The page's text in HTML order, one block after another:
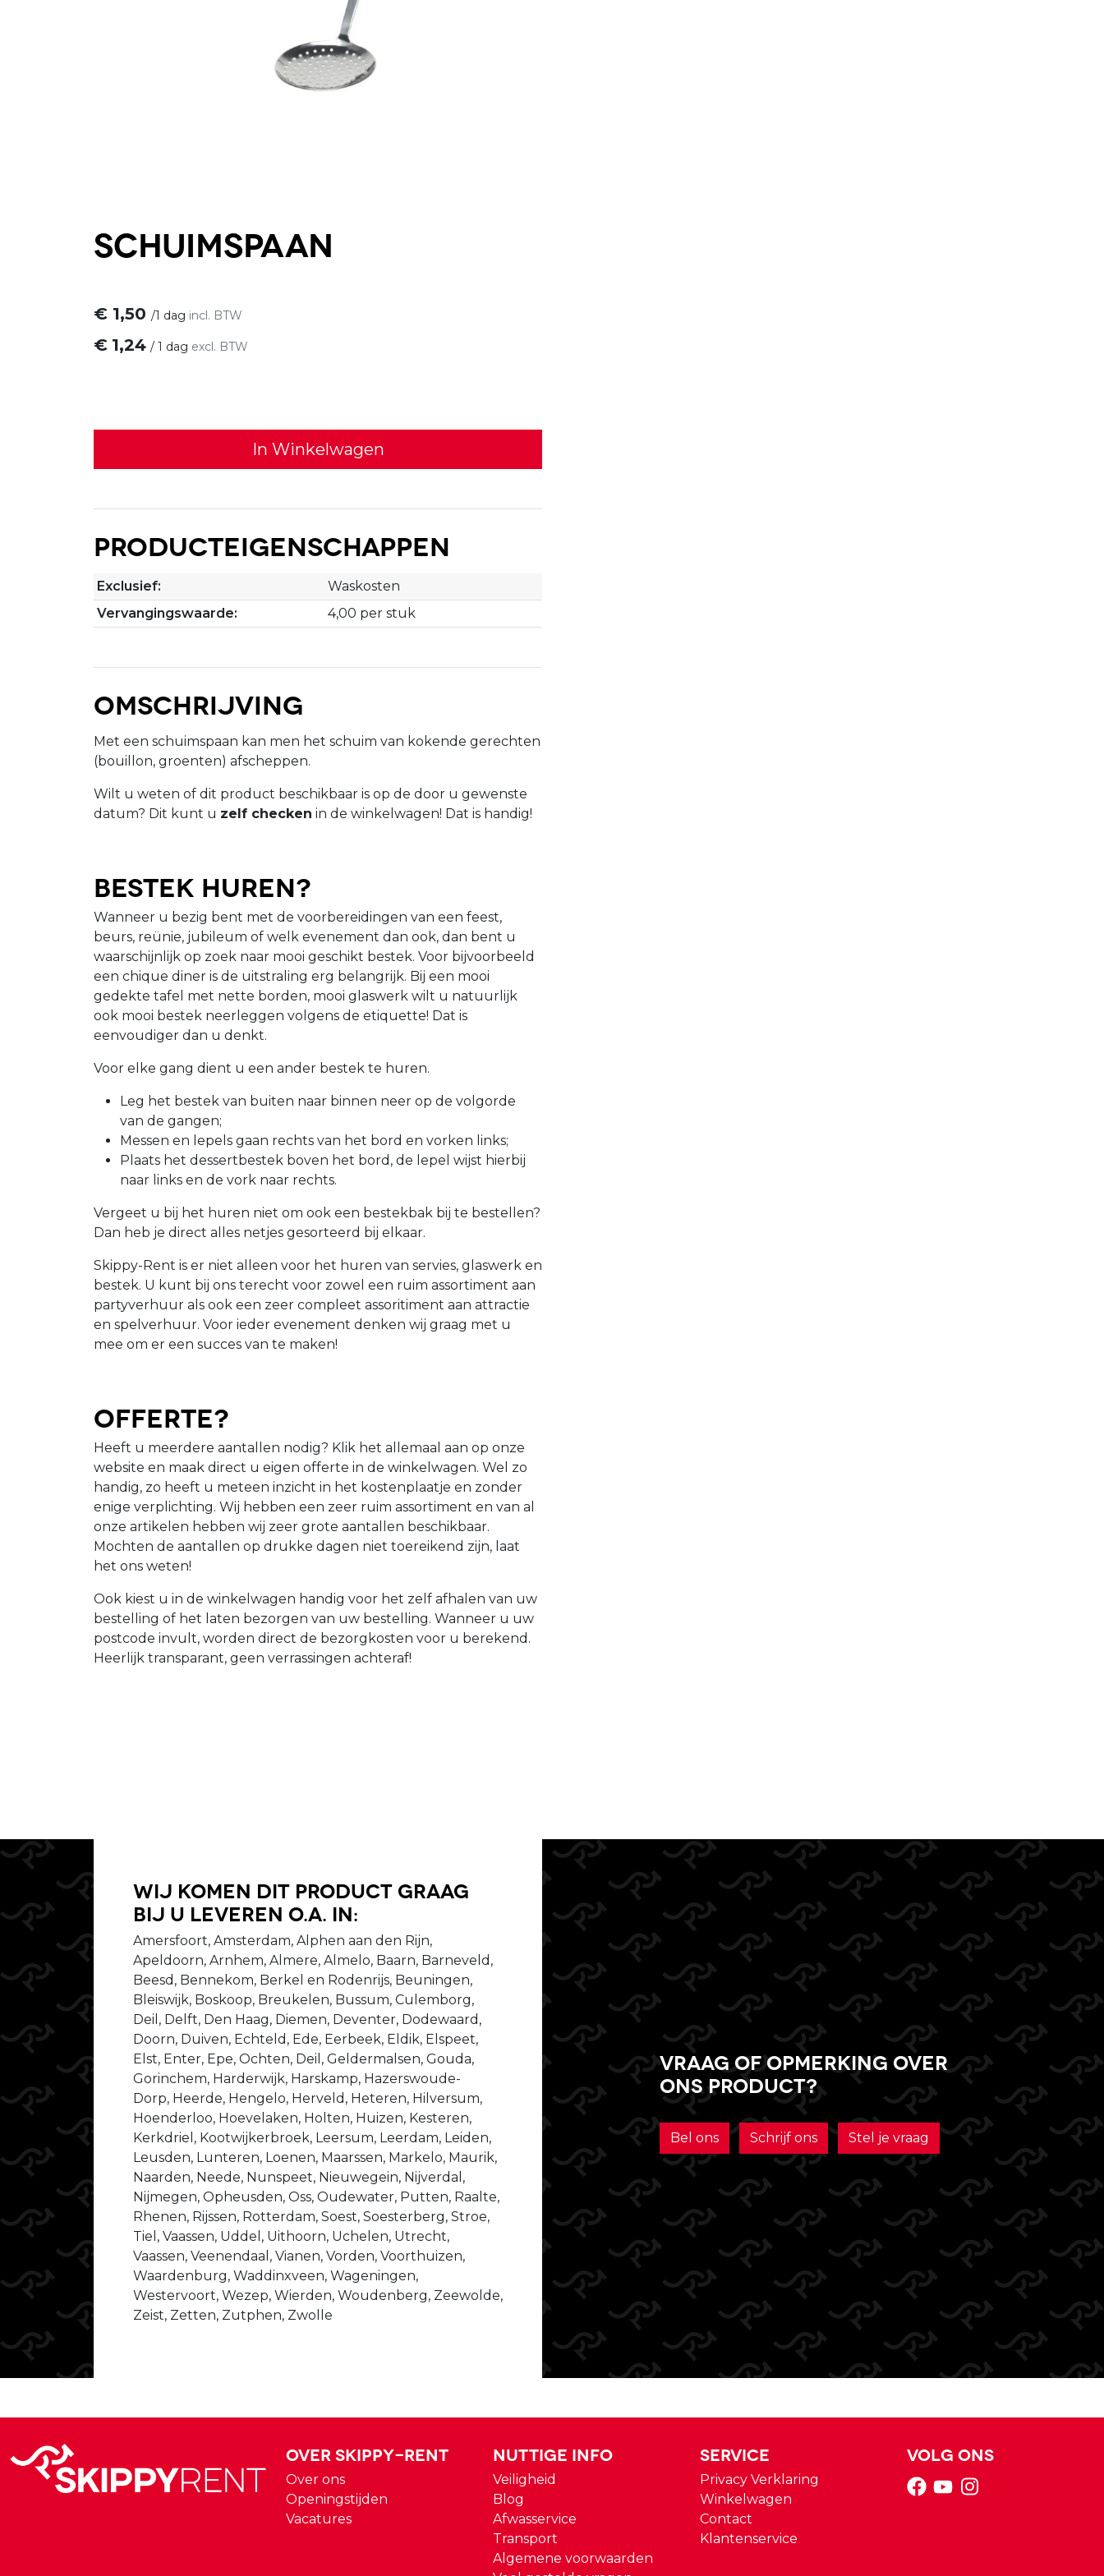
Schuimspaan
€ 1,50 /1 dag incl. BTW
€ 1,24 / 1 dag excl. BTW
In Winkelwagen
Producteigenschappen
Exclusief:
Waskosten
Vervangingswaarde:
4,00 per stuk
Omschrijving
Met een schuimspaan kan men het schuim van kokende gerechten
(bouillon, groenten) afscheppen.
Wilt u weten of dit product beschikbaar is op de door u gewenste
datum? Dit kunt u zelf checken in de winkelwagen! Dat is handig!
Bestek huren?
Wanneer u bezig bent met de voorbereidingen van een feest,
beurs, reünie, jubileum of welk evenement dan ook, dan bent u
waarschijnlijk op zoek naar mooi geschikt bestek. Voor bijvoorbeeld
een chique diner is de uitstraling erg belangrijk. Bij een mooi
gedekte tafel met nette borden, mooi glaswerk wilt u natuurlijk
ook mooi bestek neerleggen volgens de etiquette! Dat is
eenvoudiger dan u denkt.
Voor elke gang dient u een ander bestek te huren.
Leg het bestek van buiten naar binnen neer op de volgorde
van de gangen;
Messen en lepels gaan rechts van het bord en vorken links;
Plaats het dessertbestek boven het bord, de lepel wijst hierbij
naar links en de vork naar rechts.
Vergeet u bij het huren niet om ook een bestekbak bij te bestellen?
Dan heb je direct alles netjes gesorteerd bij elkaar.
Skippy-Rent is er niet alleen voor het huren van servies, glaswerk en
bestek. U kunt bij ons terecht voor zowel een ruim assortiment aan
partyverhuur als ook een zeer compleet assoritiment aan attractie
en spelverhuur. Voor ieder evenement denken wij graag met u
mee om er een succes van te maken!
Offerte?
Heeft u meerdere aantallen nodig? Klik het allemaal aan op onze
website en maak direct u eigen offerte in de winkelwagen. Wel zo
handig, zo heeft u meteen inzicht in het kostenplaatje en zonder
enige verplichting. Wij hebben een zeer ruim assortiment en van al
onze artikelen hebben wij zeer grote aantallen beschikbaar.
Mochten de aantallen op drukke dagen niet toereikend zijn, laat
het ons weten!
Ook kiest u in de winkelwagen handig voor het zelf afhalen van uw
bestelling of het laten bezorgen van uw bestelling. Wanneer u uw
postcode invult, worden direct de bezorgkosten voor u berekend.
Heerlijk transparant, geen verrassingen achteraf!
Wij komen dit product graag
bij u leveren o.a. in:
Amersfoort, Amsterdam, Alphen aan den Rijn,
Apeldoorn, Arnhem, Almere, Almelo, Baarn, Barneveld,
Beesd, Bennekom, Berkel en Rodenrijs, Beuningen,
Bleiswijk, Boskoop, Breukelen, Bussum, Culemborg,
Deil, Delft, Den Haag, Diemen, Deventer, Dodewaard,
Doorn, Duiven, Echteld, Ede, Eerbeek, Eldik, Elspeet,
Elst, Enter, Epe, Ochten, Deil, Geldermalsen, Gouda,
Gorinchem, Harderwijk, Harskamp, Hazerswoude-
Dorp, Heerde, Hengelo, Herveld, Heteren, Hilversum,
Hoenderloo, Hoevelaken, Holten, Huizen, Kesteren,
Kerkdriel, Kootwijkerbroek, Leersum, Leerdam, Leiden,
Leusden, Lunteren, Loenen, Maarssen, Markelo, Maurik,
Naarden, Neede, Nunspeet, Nieuwegein, Nijverdal,
Nijmegen, Opheusden, Oss, Oudewater, Putten, Raalte,
Rhenen, Rijssen, Rotterdam, Soest, Soesterberg, Stroe,
Tiel, Vaassen, Uddel, Uithoorn, Uchelen, Utrecht,
Vaassen, Veenendaal, Vianen, Vorden, Voorthuizen,
Waardenburg, Waddinxveen, Wageningen,
Westervoort, Wezep, Wierden, Woudenberg, Zeewolde,
Zeist, Zetten, Zutphen, Zwolle
Vraag of opmerking over
ons product?
Bel ons Schrijf ons Stel je vraag
Over Skippy-rent
Over ons
Openingstijden
Vacatures
Nuttige Info
Veiligheid
Blog
Afwasservice
Transport
Algemene voorwaarden
Service
Privacy Verklaring
Winkelwagen
Contact
Klantenservice
Volg ons